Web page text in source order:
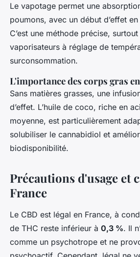
Le vapotage permet une
poumons, avec un début d’effet
C’est une méthode précise,
vaporisateurs à réglage de
surconsommation.
L'importance des corps gras
Sans matières grasses, une
d’effet. L’huile de coco, riche en
moyenne, est particulièrement
solubiliser le cannabidiol et
biodisponibilité.
Précautions d'usage et
France
Le CBD est légal en France, à
de THC reste inférieur à 0,3 %. Il
comme un psychotrope et ne